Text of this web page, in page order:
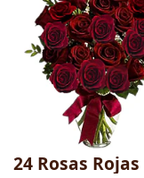
24 Rosas Rojas